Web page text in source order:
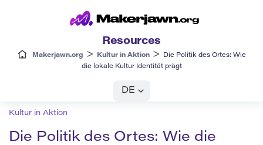
Resources
Makerjawn.org > Kultur in Aktion>
Die Politik des Ortes: Wie
die lokale Kultur Identität prägt
DE
Kultur in Aktion
Die Politik des Ortes: Wie die